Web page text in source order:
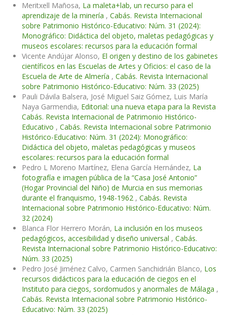
Meritxell Mañosa, La maleta+lab, un recurso para el
aprendizaje de la minería , Cabás. Revista Internacional
sobre Patrimonio Histórico-Educativo: Núm. 31 (2024):
Monográfico: Didáctica del objeto, maletas pedagógicas y
museos escolares: recursos para la educación formal
Vicente Andújar Alonso, El origen y destino de los gabinetes
científicos en las Escuelas de Artes y Oficios: el caso de la
Escuela de Arte de Almería , Cabás. Revista Internacional
sobre Patrimonio Histórico-Educativo: Núm. 33 (2025)
Pauli Dávila Balsera, José Miguel Saiz Gómez, Luis María
Naya Garmendia, Editorial: una nueva etapa para la Revista
Cabás. Revista Internacional de Patrimonio Histórico-
Educativo , Cabás. Revista Internacional sobre Patrimonio
Histórico-Educativo: Núm. 31 (2024): Monográfico:
Didáctica del objeto, maletas pedagógicas y museos
escolares: recursos para la educación formal
Pedro L Moreno Martínez, Elena García Hernández, La
fotografía e imagen pública de la “Casa José Antonio”
(Hogar Provincial del Niño) de Murcia en sus memorias
durante el franquismo, 1948-1962 , Cabás. Revista
Internacional sobre Patrimonio Histórico-Educativo: Núm.
32 (2024)
Blanca Flor Herrero Morán, La inclusión en los museos
pedagógicos, accesibilidad y diseño universal , Cabás.
Revista Internacional sobre Patrimonio Histórico-Educativo:
Núm. 33 (2025)
Pedro José Jiménez Calvo, Carmen Sanchidrián Blanco, Los
recursos didácticos para la educación de ciegos en el
Instituto para ciegos, sordomudos y anormales de Málaga ,
Cabás. Revista Internacional sobre Patrimonio Histórico-
Educativo: Núm. 33 (2025)